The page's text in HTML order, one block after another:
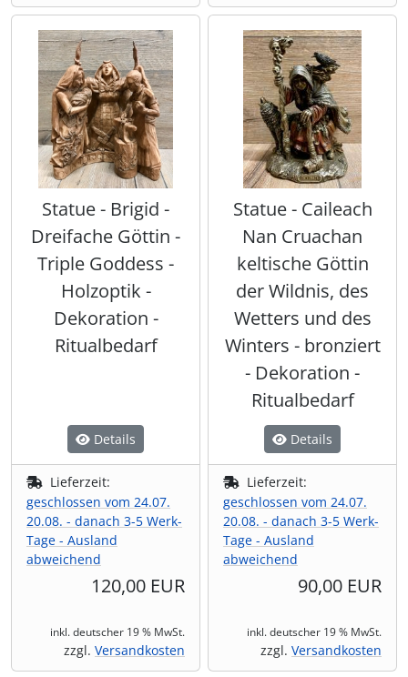
Statue - Brigid -
Dreifache Göttin -
Triple Goddess -
Holzoptik -
Dekoration -
Ritualbedarf
Details
Lieferzeit:
geschlossen vom 24.07.
20.08. - danach 3-5 Werk-
Tage - Ausland
abweichend
120,00 EUR
inkl. deutscher 19 % MwSt.
zzgl. Versandkosten
Statue - Caileach
Nan Cruachan
keltische Göttin
der Wildnis, des
Wetters und des
Winters - bronziert
- Dekoration -
Ritualbedarf
Details
Lieferzeit:
geschlossen vom 24.07.
20.08. - danach 3-5 Werk-
Tage - Ausland
abweichend
90,00 EUR
inkl. deutscher 19 % MwSt.
zzgl. Versandkosten
Trinkflaschen & -schläuche (7)
Trinkhörner, Halter & Ständer (15)
Trommeln, Klagschalen & Musikinstrumente (37)
Truhen & Kisten (30)
Umhängetaschen (56)